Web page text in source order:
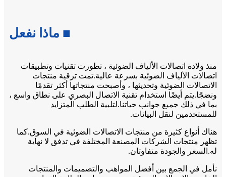
■ ماذا نفعل
منذ ولادة اتصالات الألياف الضوئية ، تطورت تقنيات وتطبيقات
اتصالات الألياف الضوئية بسرعة عالية.تمت ترقية منتجات
الاتصالات الضوئية وتحديثها ، وأصبحت منتجاتها أكثر تقدمًا
ونضجًا.يتم أيضًا استخدام تقنية الاتصال البصري على نطاق واسع ،
بما في ذلك جميع جوانب حياتنا.لتلبية الطلب المتزايد
للمستخدمين لنقل البيانات.
هناك أنواع كثيرة من منتجات الاتصالات الضوئية في السوق.كما
تظهر منتجات الشركات المصنعة المختلفة في تدفق لا نهاية
له.السعر والجودة متفاوتان.
نأمل في الجمع بين أفضل المواهب والتصميمات والمنتجات